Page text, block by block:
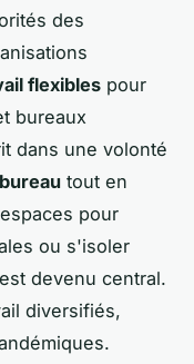
des
flexibles pour
bureaux
dans une volonté
tout en
pour
ou s'isoler
devenu central.
diversifiés,